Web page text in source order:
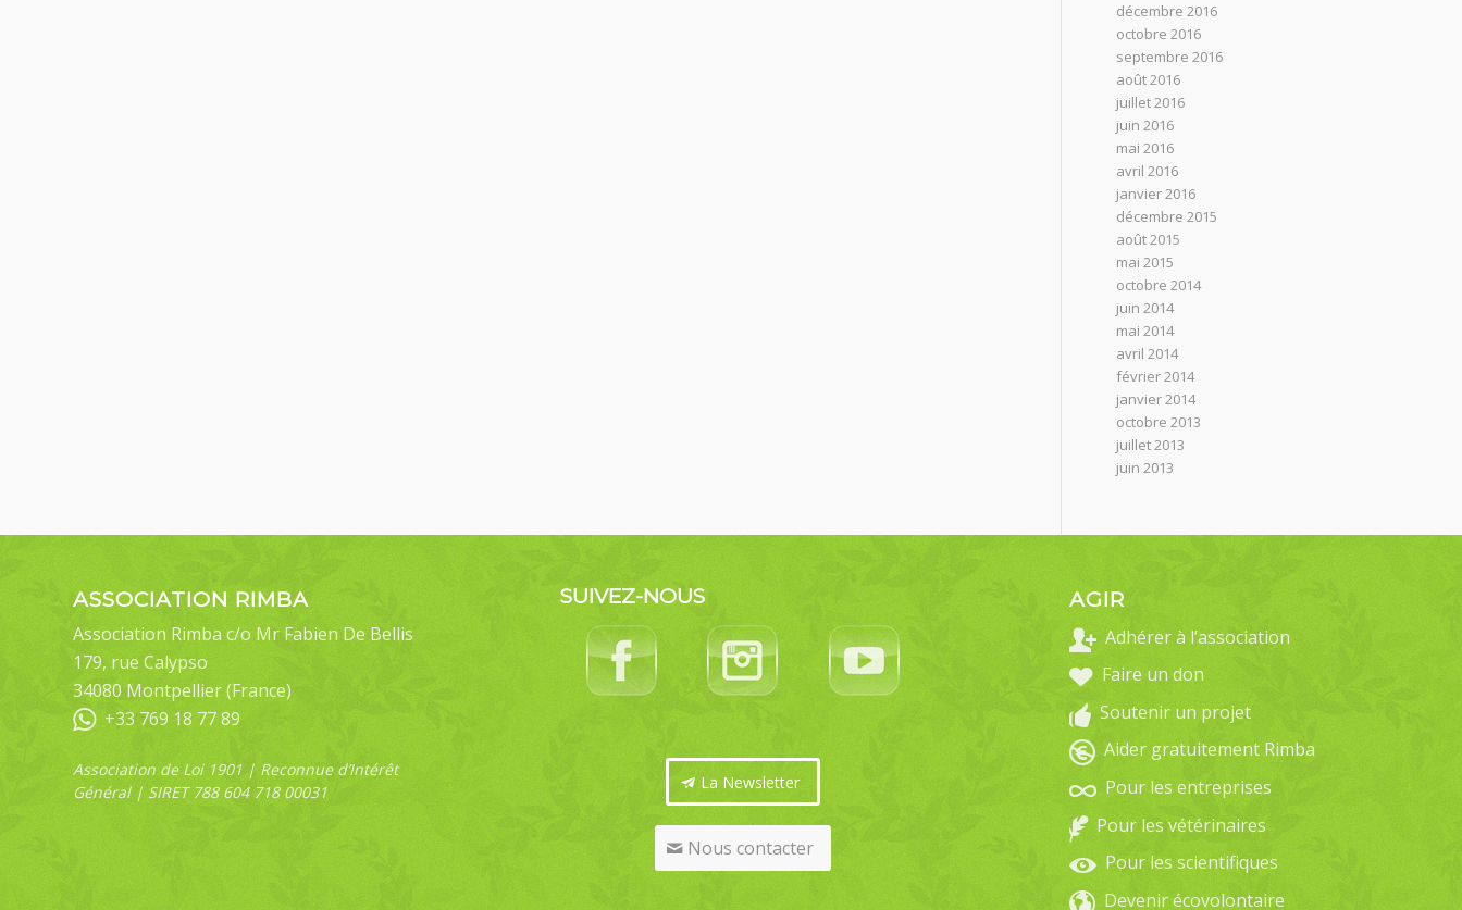
décembre 2016
octobre 2016
septembre 2016
août 2016
juillet 2016
juin 2016
mai 2016
avril 2016
janvier 2016
décembre 2015
août 2015
mai 2015
octobre 2014
juin 2014
mai 2014
avril 2014
février 2014
janvier 2014
octobre 2013
juillet 2013
juin 2013
ASSOCIATION RIMBA
Association Rimba c/o Mr Fabien De Bellis
179, rue Calypso
34080 Montpellier (France)
+33 769 18 77 89
Association de Loi 1901 | Reconnue d’Intérêt
Général | SIRET 788 604 718 00031
SUIVEZ-NOUS
La Newsletter
Nous contacter
AGIR
Adhérer à l’association
Faire un don
Soutenir un projet
Aider gratuitement Rimba
Pour les entreprises
Pour les vétérinaires
Pour les scientifiques
Devenir écovolontaire